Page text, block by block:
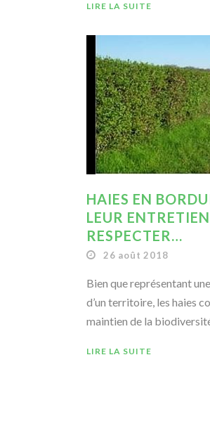
LIRE LA SUITE
HAIES EN
LEUR
RESPECTER…
26 août 2018
Bien que représentant
d’un territoire, les haies
maintien de la
LIRE LA SUITE